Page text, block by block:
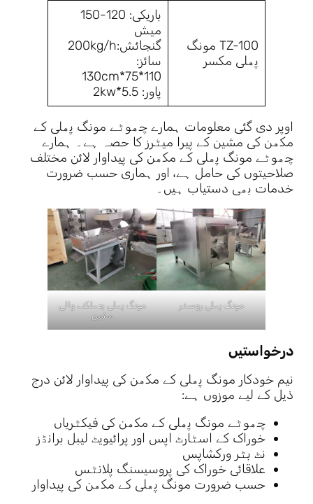
TZ-100 مونگ
پھلی مکسر
باریکی: 120-150
میش
گنجائش:200kg/h
سائز:
110*75*130cm
پاور: 5.5*2kw
اوپر دی گئی معلومات ہمارے چھوٹے مونگ پھلی کے
مکھن کی مشین کے پیرا میٹرز کا حصہ ہے۔ ہمارے
چھوٹے مونگ پھلی کے مکھن کی پیداوار لائن مختلف
صلاحیتوں کی حامل ہے، اور ہماری حسب ضرورت
خدمات بھی دستیاب ہیں۔
مونگ پھلی روسٹر
مونگ پھلی چھلکنے والی
مشین
درخواستیں
نیم خودکار مونگ پھلی کے مکھن کی پیداوار لائن درج
ذیل کے لیے موزوں ہے:
چھوٹے مونگ پھلی کے مکھن کی فیکٹریاں
خوراک کے اسٹارٹ اپس اور پرائیویٹ لیبل برانڈز
نٹ بٹر ورکشاپس
علاقائی خوراک کی پروسیسنگ پلانٹس
حسب ضرورت مونگ پھلی کے مکھن کی پیداوار